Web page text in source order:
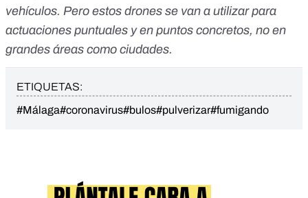
vehículos. Pero estos drones se van a utilizar para
actuaciones puntuales y en puntos concretos, no en
grandes áreas como ciudades.
ETIQUETAS:
#Málaga#coronavirus#bulos#pulverizar#fumigando